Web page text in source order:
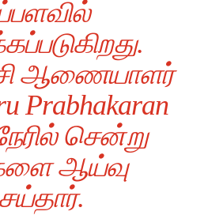
ஆணையாளர்
Prabhakaran
சென்று
ஆய்வு